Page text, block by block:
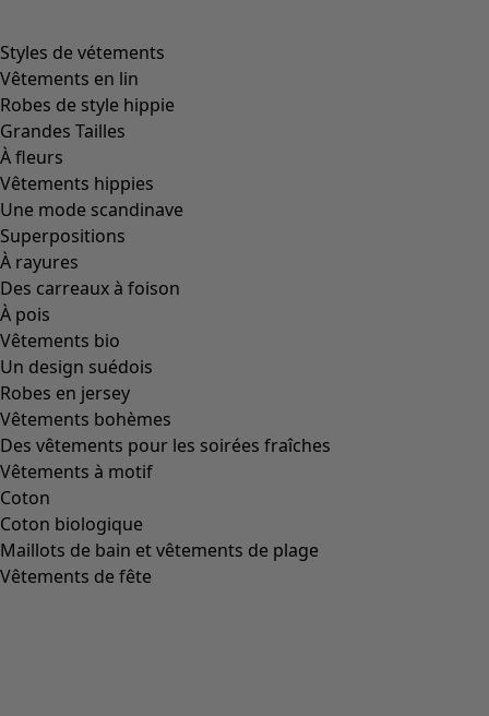
Styles de vétements
Vêtements en lin
Robes de style hippie
Grandes Tailles
À fleurs
Vêtements hippies
Une mode scandinave
Superpositions
À rayures
Des carreaux à foison
À pois
Vêtements bio
Un design suédois
Robes en jersey
Vêtements bohèmes
Des vêtements pour les soirées fraîches
Vêtements à motif
Coton
Coton biologique
Maillots de bain et vêtements de plage
Vêtements de fête